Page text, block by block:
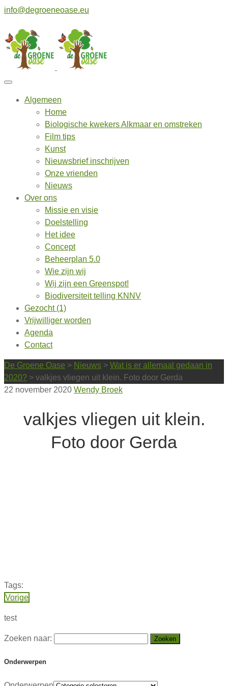
info@degroeneoase.eu
Algemeen
Home
Biologische kwekers Alkmaar en omstreken
Film tips
Kunst
Nieuwsbrief inschrijven
Onze vrienden
Nieuws
Over ons
Missie en visie
Doelstelling
Het idee
Concept
Beheerplan 5.0
Wie zijn wij
Wij zijn een Greenspot!
Biodiversiteit telling KNNV
Gezocht (1)
Vrijwilliger worden
Agenda
Contact
De Groene Oase > Nieuws > Wat is er allemaal gedaan in
2020? > valkjes vliegen uit klein. Foto door Gerda
22 november 2020 Wendy Broek
valkjes vliegen uit klein.
Foto door Gerda
Tags:
Vorige
test
Zoeken naar:
Onderwerpen